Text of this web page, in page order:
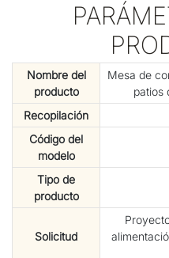
Nombre del
producto
Mesa de
patios
Recopilación
Código del
modelo
Tipo de
producto
Solicitud